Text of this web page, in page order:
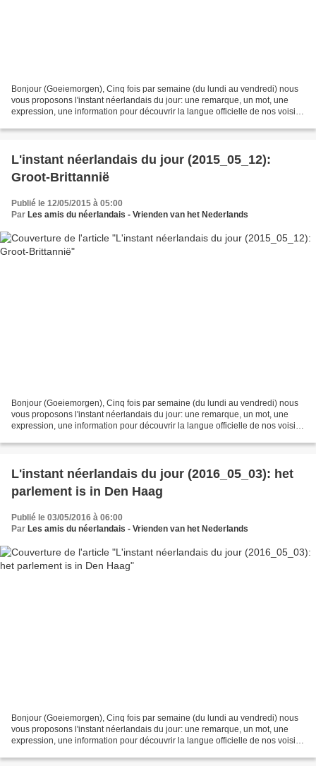
Bonjour (Goeiemorgen), Cinq fois par semaine (du lundi au vendredi) nous
vous proposons l'instant néerlandais du jour: une remarque, un mot, une
expression, une information pour découvrir la langue officielle de nos voisins
L'instant néerlandais du jour (2015_05_12):
Groot-Brittannië
Publié le 12/05/2015 à 05:00
Par Les amis du néerlandais - Vrienden van het Nederlands
Bonjour (Goeiemorgen), Cinq fois par semaine (du lundi au vendredi) nous
vous proposons l'instant néerlandais du jour: une remarque, un mot, une
expression, une information pour découvrir la langue officielle de nos voisins
L'instant néerlandais du jour (2016_05_03): het
parlement is in Den Haag
Publié le 03/05/2016 à 06:00
Par Les amis du néerlandais - Vrienden van het Nederlands
Bonjour (Goeiemorgen), Cinq fois par semaine (du lundi au vendredi) nous
vous proposons l'instant néerlandais du jour: une remarque, un mot, une
expression, une information pour découvrir la langue officielle de nos voisins